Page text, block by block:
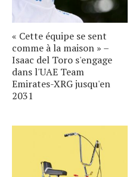
« Cette équipe se sent
comme à la maison » –
Isaac del Toro s'engage
dans l'UAE Team
Emirates-XRG jusqu'en
2031